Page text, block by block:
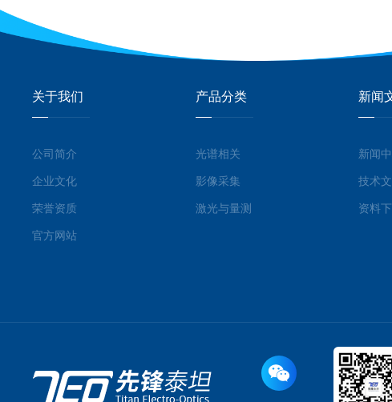
关于我们
公司简介
企业文化
荣誉资质
官方网站
产品分类
光谱相关
影像采集
激光与量测
新闻
新闻
技术
资料